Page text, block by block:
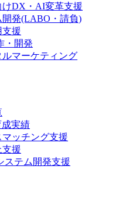
けDX・AI変革支援
開発(LABO・請負)
支援
・開発
ルマーケティング
実績
マッチング支援
支援
ステム開発支援